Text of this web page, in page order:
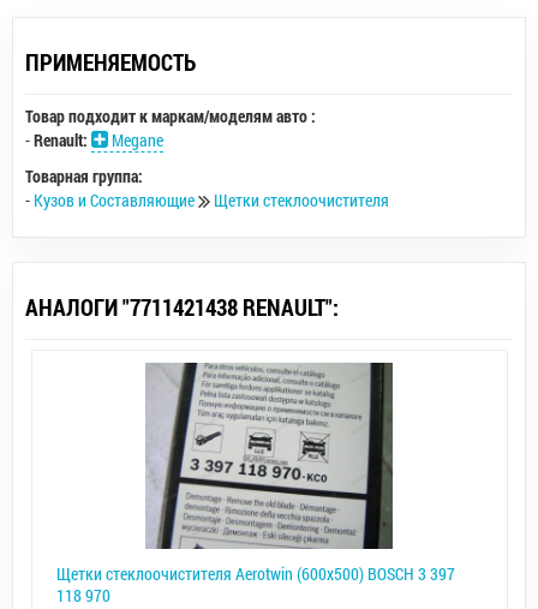
ПРИМЕНЯЕМОСТЬ
Товар подходит к маркам/моделям авто :
-Renault:
Megane
Товарная группа:
- Кузов и Составляющие Щетки стеклоочистителя
АНАЛОГИ "7711421438 RENAULT":
Щетки стеклоочистителя Aerotwin (600x500) BOSCH 3 397
118 970